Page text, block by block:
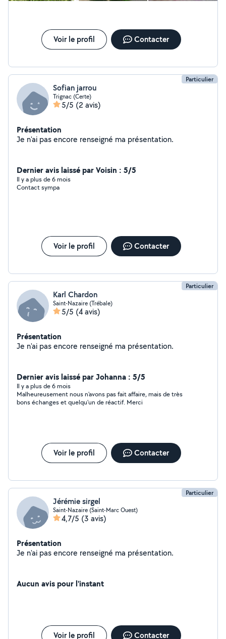
Voir le profil Contacter
Particulier
Sofian jarrou
Trignac (Certe)
5/5 (2 avis)
Présentation
Je n'ai pas encore renseigné ma présentation.
Dernier avis laissé par Voisin : 5/5
Il y a plus de 6 mois
Contact sympa
Voir le profil Contacter
Particulier
Karl Chardon
Saint-Nazaire (Trébale)
5/5 (4 avis)
Présentation
Je n'ai pas encore renseigné ma présentation.
Dernier avis laissé par Johanna : 5/5
Il y a plus de 6 mois
Malheureusement nous n'avons pas fait affaire, mais de très
bons échanges et quelqu'un de réactif. Merci
Voir le profil Contacter
Particulier
Jérémie sirgel
Saint-Nazaire (Saint-Marc Ouest)
4,7/5 (3 avis)
Présentation
Je n'ai pas encore renseigné ma présentation.
Aucun avis pour l'instant
Voir le profil Contacter